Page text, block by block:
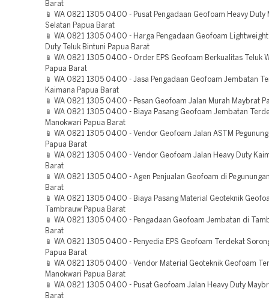
Barat
📱 WA 0821 1305 0400 - Pusat Pengadaan Geofoam Heavy Duty
Selatan Papua Barat
📱 WA 0821 1305 0400 - Harga Pengadaan Geofoam Lightweight
Duty Teluk Bintuni Papua Barat
📱 WA 0821 1305 0400 - Order EPS Geofoam Berkualitas Teluk
Papua Barat
📱 WA 0821 1305 0400 - Jasa Pengadaan Geofoam Jembatan
Kaimana Papua Barat
📱 WA 0821 1305 0400 - Pesan Geofoam Jalan Murah Maybrat
📱 WA 0821 1305 0400 - Biaya Pasang Geofoam Jembatan
Manokwari Papua Barat
📱 WA 0821 1305 0400 - Vendor Geofoam Jalan ASTM
Papua Barat
📱 WA 0821 1305 0400 - Vendor Geofoam Jalan Heavy Duty
Barat
📱 WA 0821 1305 0400 - Agen Penjualan Geofoam di
Barat
📱 WA 0821 1305 0400 - Biaya Pasang Material Geoteknik
Tambrauw Papua Barat
📱 WA 0821 1305 0400 - Pengadaan Geofoam Jembatan di
Barat
📱 WA 0821 1305 0400 - Penyedia EPS Geofoam Terdekat
Papua Barat
📱 WA 0821 1305 0400 - Vendor Material Geoteknik Geofoam
Manokwari Papua Barat
📱 WA 0821 1305 0400 - Pusat Geofoam Jalan Heavy Duty
Barat